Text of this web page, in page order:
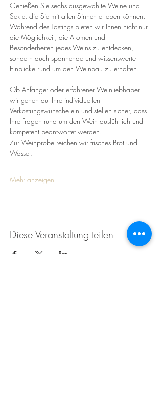
Genießen Sie sechs ausgewählte Weine und
Sekte, die Sie mit allen Sinnen erleben können.
Während des Tastings bieten wir Ihnen nicht nur
die Möglichkeit, die Aromen und
Besonderheiten jedes Weins zu entdecken,
sondern auch spannende und wissenswerte
Einblicke rund um den Weinbau zu erhalten.
Ob Anfänger oder erfahrener Weinliebhaber –
wir gehen auf Ihre individuellen
Verkostungswünsche ein und stellen sicher, dass
Ihre Fragen rund um den Wein ausführlich und
kompetent beantwortet werden.
Zur Weinprobe reichen wir frisches Brot und
Wasser.
Mehr anzeigen
Diese Veranstaltung teilen